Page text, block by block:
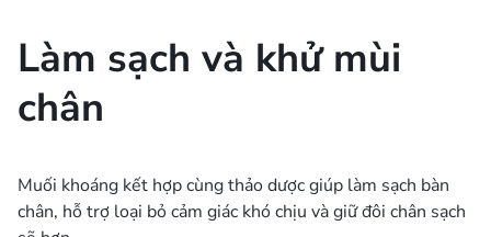
Làm sạch và khử mùi
chân
Muối khoáng kết hợp cùng thảo dược giúp làm sạch bàn
chân, hỗ trợ loại bỏ cảm giác khó chịu và giữ đôi chân sạch